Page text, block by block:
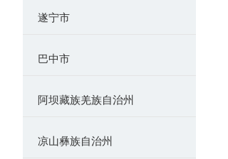
遂宁市
巴中市
阿坝藏族羌族自治州
凉山彝族自治州